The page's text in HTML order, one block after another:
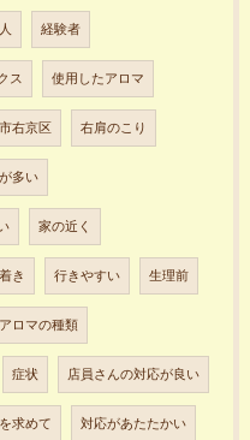
経験者
ス 使用したアロマ
右京区 右肩のこり
多い
家の近く
き 行きやすい 生理前
アロマの種類
症状 店員さんの対応が良い
求めて 対応があたたかい